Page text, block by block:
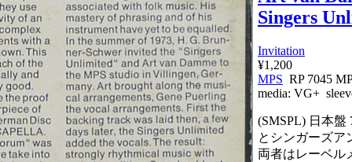
Singers
Invitation
¥1,200
MPS RP 7045
media: VG+
(SMSPL) 日本
とシンガーズア
両者はレーベル